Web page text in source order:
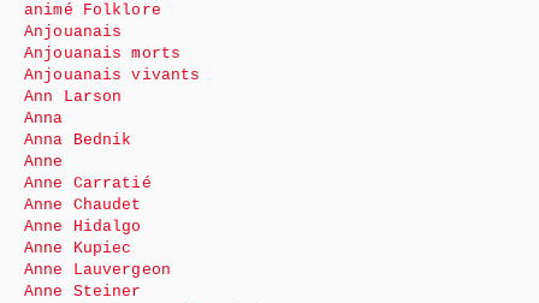
animé Folklore
Anjouanais
Anjouanais morts
Anjouanais vivants
Ann Larson
Anna
Anna Bednik
Anne
Anne Carratié
Anne Chaudet
Anne Hidalgo
Anne Kupiec
Anne Lauvergeon
Anne Steiner